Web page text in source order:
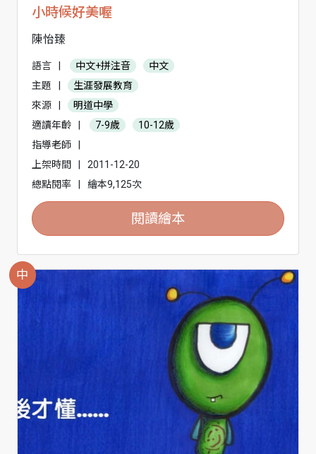
小時候好美喔
陳怡臻
語言 中文+拼注音
中文
主題
生涯發展教育
來源
明道中學
適讀年齡
7-9歲
10-12歲
指導老師
上架時間
2011-12-20
總點閱率
繪本9,125次
閱讀繪本
中